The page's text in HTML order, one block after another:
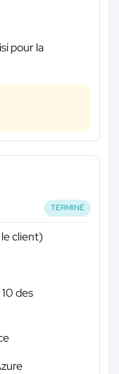
pour la
TERMINÉ
client)
des